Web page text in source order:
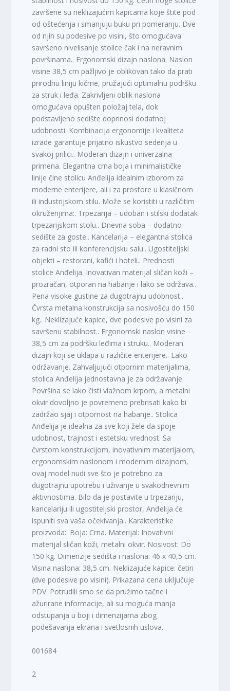
završene su neklizajućim kapicama koje štite pod
od oštećenja i smanjuju buku pri pomeranju. Dve
od njih su podesive po visini, što omogućava
savršeno nivelisanje stolice čak i na neravnim
površinama.. Ergonomski dizajn naslona. Naslon
visine 38,5 cm pažljivo je oblikovan tako da prati
prirodnu liniju kičme, pružajući optimalnu podršku
za struk i leđa. Zakrivljeni oblik naslona
omogućava opušten položaj tela, dok
podstavljeno sedište doprinosi dodatnoj
udobnosti. Kombinacija ergonomije i kvaliteta
izrade garantuje prijatno iskustvo sedenja u
svakoj prilici.. Moderan dizajn i univerzalna
primena. Elegantna crna boja i minimalističke
linije čine stolicu Anđelija idealnim izborom za
moderne enterijere, ali i za prostore u klasičnom
ili industrijskom stilu. Može se koristiti u različitim
okruženjima:. Trpezarija – udoban i stilski dodatak
trpezarijskom stolu.. Dnevna soba – dodatno
sedište za goste.. Kancelarija – elegantna stolica
za radni sto ili konferencijsku salu.. Ugostiteljski
objekti – restorani, kafići i hoteli.. Prednosti
stolice Anđelija. Inovativan materijal sličan koži –
prozračan, otporan na habanje i lako se održava..
Pena visoke gustine za dugotrajnu udobnost..
Čvrsta metalna konstrukcija sa nosivošću do 150
kg.. Neklizajuće kapice, dve podesive po visini za
savršenu stabilnost.. Ergonomski naslon visine
38,5 cm za podršku leđima i struku.. Moderan
dizajn koji se uklapa u različite enterijere.. Lako
održavanje. Zahvaljujući otpornim materijalima,
stolica Anđelija jednostavna je za održavanje.
Površina se lako čisti vlažnom krpom, a metalni
okvir dovoljno je povremeno prebrisati kako bi
zadržao sjaj i otpornost na habanje.. Stolica
Anđelija je idealna za sve koji žele da spoje
udobnost, trajnost i estetsku vrednost. Sa
čvrstom konstrukcijom, inovativnim materijalom,
ergonomskim naslonom i modernim dizajnom,
ovaj model nudi sve što je potrebno za
dugotrajnu upotrebu i uživanje u svakodnevnim
aktivnostima. Bilo da je postavite u trpezariju,
kancelariju ili ugostiteljski prostor, Anđelija će
ispuniti sva vaša očekivanja.. Karakteristike
proizvoda:. Boja: Crna. Materijal: Inovativni
materijal sličan koži, metalni okvir. Nosivost: Do
150 kg. Dimenzije sedišta i naslona: 46 x 40,5 cm.
Visina naslona: 38,5 cm. Neklizajuće kapice: četiri
(dve podesive po visini). Prikazana cena uključuje
PDV. Potrudili smo se da pružimo tačne i
ažurirane informacije, ali su moguća manja
odstupanja u boji i dimenzijama zbog
podešavanja ekrana i svetlosnih uslova.
001684
2